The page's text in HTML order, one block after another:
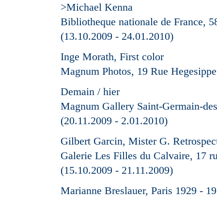
>Michael Kenna
Bibliotheque nationale de France,
(13.10.2009 - 24.01.2010)
Inge Morath, First color
Magnum Photos, 19 Rue
Demain / hier
Magnum Gallery Saint-Germain-
(20.11.2009 - 2.01.2010)
Gilbert Garcin, Mister G.
Galerie Les Filles du Calvaire, 17
(15.10.2009 - 21.11.2009)
Marianne Breslauer, Paris 1929 -